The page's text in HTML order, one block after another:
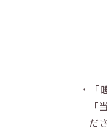
・「
だ